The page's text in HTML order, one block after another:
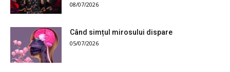
08/07/2026
Când simțul mirosului dispare
05/07/2026